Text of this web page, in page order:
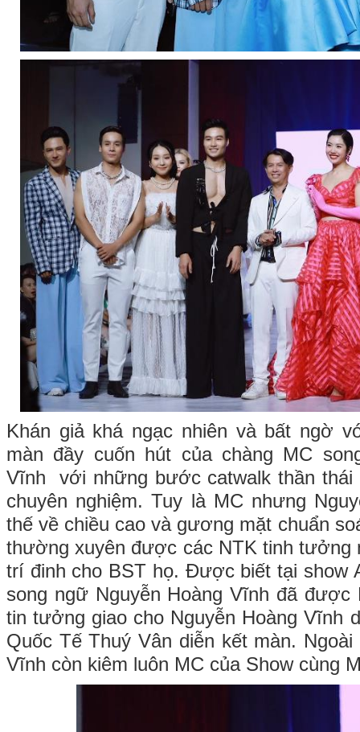
Khán giả khá ngạc nhiên và bất ngờ
màn đầy cuốn hút của chàng MC
Vĩnh với những bước catwalk thần thái
chuyên nghiệm. Tuy là MC nhưng
thế về chiều cao và gương mặt chuẩn
thường xuyên được các NTK tinh tưởng
trí đinh cho BST họ. Được biết tại show
song ngữ Nguyễn Hoàng Vĩnh đã được
tin tưởng giao cho Nguyễn Hoàng Vĩnh
Quốc Tế Thuý Vân diễn kết màn.
Vĩnh còn kiêm luôn MC của Show cùng